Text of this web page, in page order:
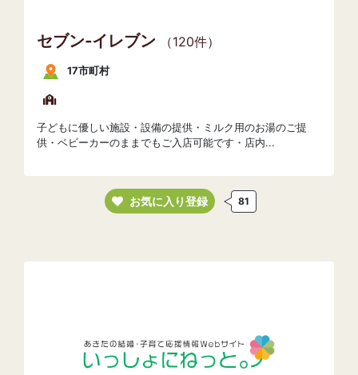
セブン‐イレブン （120件）
17市町村
子どもに優しい施設・設備の提供・ミルク用のお湯のご提
供・ベビーカーのままでもご入店可能です・店内...
お気に入り登録 81